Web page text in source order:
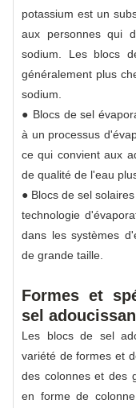
potassium est un
aux personnes qui
sodium. Les blocs
généralement plus
sodium.
● Blocs de sel
à un processus
ce qui convient aux
de qualité de l'eau
● Blocs de sel
technologie
dans les systèmes
de grande taille.
Formes et
sel
Les blocs de sel
variété de formes et
des colonnes et des
en forme de